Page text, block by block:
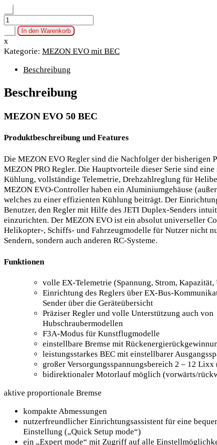
MEZON
EVO
50
BEC
In den Warenkorb
x
Kategorie: MEZON EVO mit BEC
Beschreibung
Beschreibung
MEZON EVO 50 BEC
Produktbeschreibung und Features
Die MEZON EVO Regler sind die Nachfolger der bisherigen
MEZON PRO Regler. Die Hauptvorteile dieser Serie sind
Kühlung, vollständige Telemetrie, Drehzahlreglung für
MEZON EVO-Controller haben ein Aluminiumgehäuse
welches zu einer effizienten Kühlung beiträgt. Der
Benutzer, den Regler mit Hilfe des JETI Duplex-Senders
einzurichten. Der MEZON EVO ist ein absolut universeller
Helikopter-, Schiffs- und Fahrzeugmodelle für Nutzer nicht
Sendern, sondern auch anderen RC-Systeme.
Funktionen
volle EX-Telemetrie (Spannung, Strom, Kapazität,
Einrichtung des Reglers über EX-Bus-
Sender über die Geräteübersicht
Präziser Regler und volle Unterstützung auch von
Hubschraubermodellen
F3A-Modus für Kunstflugmodelle
einstellbare Bremse mit
leistungsstarkes BEC mit einstellbarer
großer Versorgungsspannungsbereich 2 – 12
bidirektionaler Motorlauf möglich (vorwärts/
aktive proportionale Bremse
kompakte Abmessungen
nutzerfreundlicher Einrichtungsassistent für eine
Einstellung („Quick Setup mode“)
ein „Expert mode“ mit Zugriff auf alle